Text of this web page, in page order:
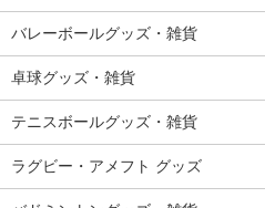
バレーボールグッズ・雑貨
卓球グッズ・雑貨
テニスボールグッズ・雑貨
ラグビー・アメフト グッズ